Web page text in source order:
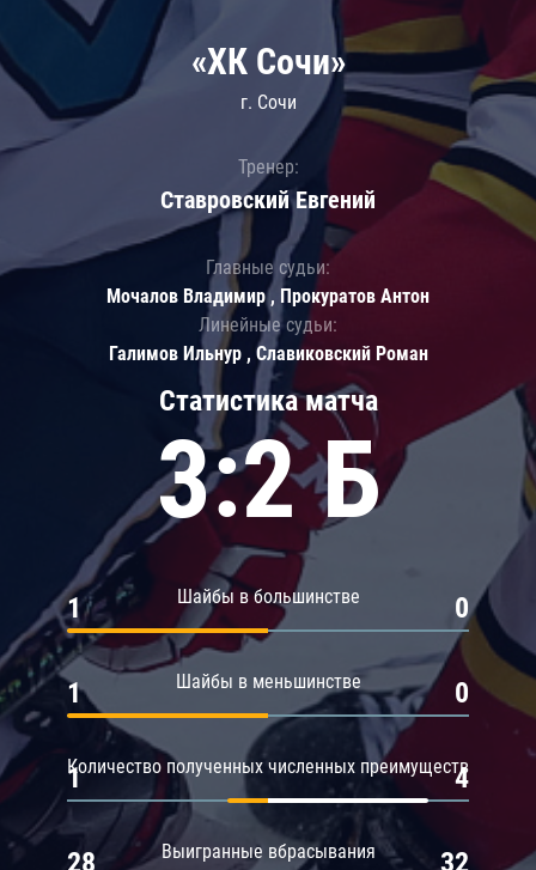
Статистика матча
3:2 Б
Шайбы в большинстве
1 0
Шайбы в меньшинстве
1 0
Количество полученных численных преимуществ
1 4
Выигранные вбрасывания
28 32
«ХК Сочи»
г. Сочи
Тренер:
Ставровский Евгений
Главные судьи:
Мочалов Владимир , Прокуратов Антон
Линейные судьи:
Галимов Ильнур , Славиковский Роман